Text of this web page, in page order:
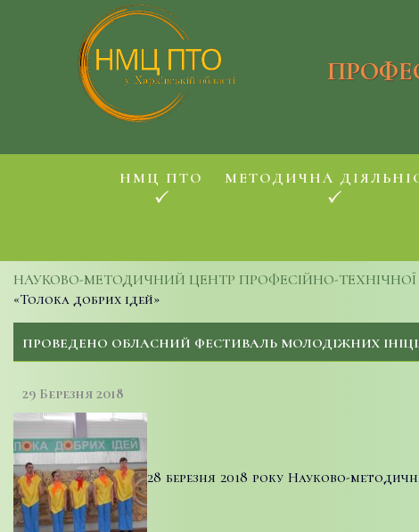
НМЦ ПТО МЕТОДИЧНА
НАУКОВО-МЕТОДИЧНИЙ ЦЕНТР ПРОФЕСІЙНО-ТЕХНІЧНОЇ
«Толока добрих ідей»
ПРОВЕДЕНО ОБЛАСНИЙ ФЕСТИВАЛЬ МОЛОДІЖНИХ
29 Березня 2018
28 березня 2018 року Науково-